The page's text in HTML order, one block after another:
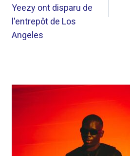
Yeezy ont disparu de
l'entrepôt de Los
Angeles